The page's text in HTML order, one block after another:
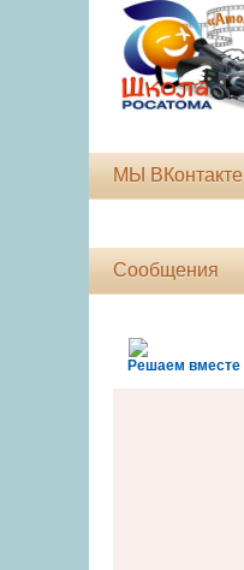
МЫ ВКонтакте
Сообщения
Решаем вместе